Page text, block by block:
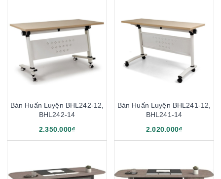
Bàn Huấn Luyện BHL242-12,
BHL242-14
2.350.000₫
Bàn Huấn Luyện BHL241-12,
BHL241-14
2.020.000₫